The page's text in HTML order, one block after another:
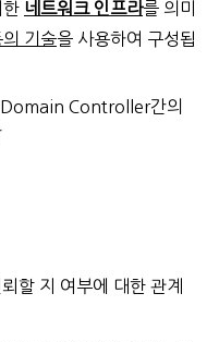
한 네트워크 인프라를 의미
기술을 사용하여 구성됩
Controller간의
할 지 여부에 대한 관계